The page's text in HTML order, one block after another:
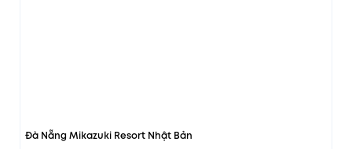
Đà Nẵng Mikazuki Resort Nhật Bản